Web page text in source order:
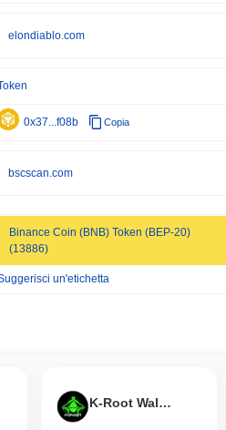
elondiablo.com
0x37...f08b Copia
bscscan.com
Binance Coin (BNB) Token (BEP-20)
(13886)
un'etichetta
K-Root Wallet